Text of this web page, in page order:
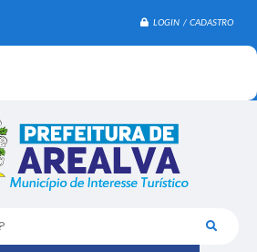
LOGIN / CADASTRO